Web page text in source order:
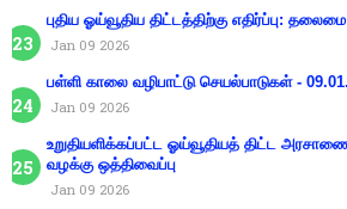
புதிய ஓய்வூதிய திட்டத்திற்கு எதிர்ப்பு:
Jan 09 2026
பள்ளி காலை வழிபாட்டு செயல்பாடுகள் -
Jan 09 2026
உறுதியளிக்கப்பட்ட ஓய்வூதியத் திட்ட
வழக்கு ஒத்திவைப்பு
Jan 09 2026